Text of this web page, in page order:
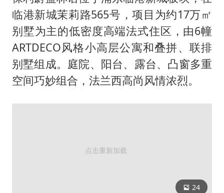
临港新城茉莉路565号，项目为约17万㎡
别墅为主的低密度高端法式住区，由6幢
ARTDECO风格小高层公寓和叠拼、联排
别墅组成。庭院、阳台、露台、凸窗多重
空间巧妙组合，法兰西高尚风情浓烈。
24